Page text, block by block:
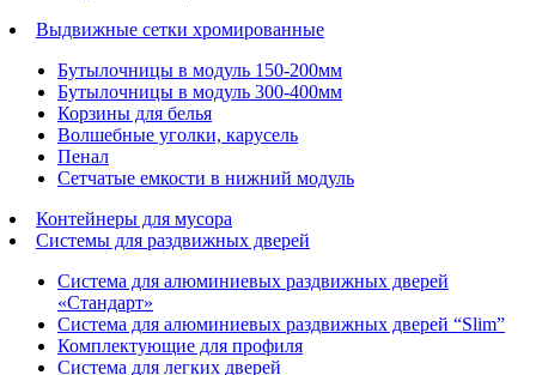
Выдвижные сетки хромированные
Бутылочницы в модуль 150-200мм
Бутылочницы в модуль 300-400мм
Корзины для белья
Волшебные уголки, карусель
Пенал
Cетчатые емкости в нижний модуль
Контейнеры для мусора
Системы для раздвижных дверей
Система для алюминиевых раздвижных дверей
«Стандарт»
Система для алюминиевых раздвижных дверей “Slim”
Комплектующие для профиля
Система для легких дверей